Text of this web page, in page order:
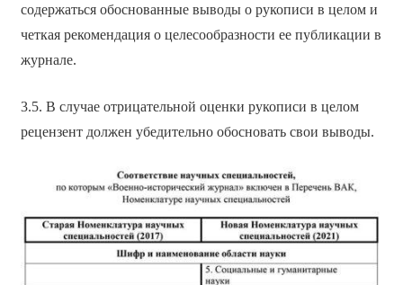
содержаться обоснованные выводы о рукописи в целом и
четкая рекомендация о целесообразности ее публикации в
журнале.
3.5. В случае отрицательной оценки рукописи в целом
рецензент должен убедительно обосновать свои выводы.